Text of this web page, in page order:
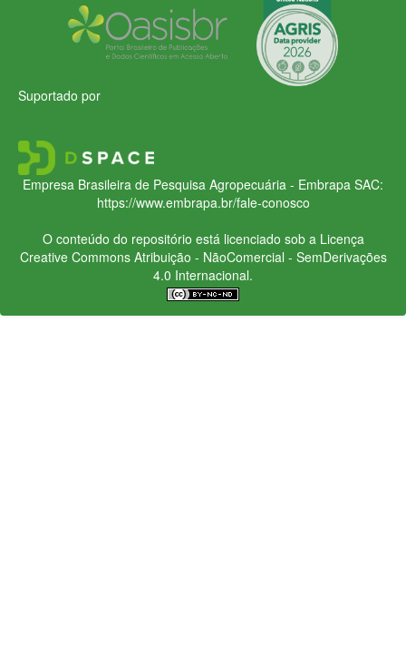
Suportado por
Empresa Brasileira de Pesquisa Agropecuária - Embrapa SAC:
https://www.embrapa.br/fale-conosco
O conteúdo do repositório está licenciado sob a Licença
Creative CommonsAtribuição - NãoComercial - SemDerivações
4.0 Internacional.